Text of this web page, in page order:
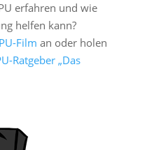
erfahren und wie
helfen kann?
Film an oder holen
Ratgeber „Das